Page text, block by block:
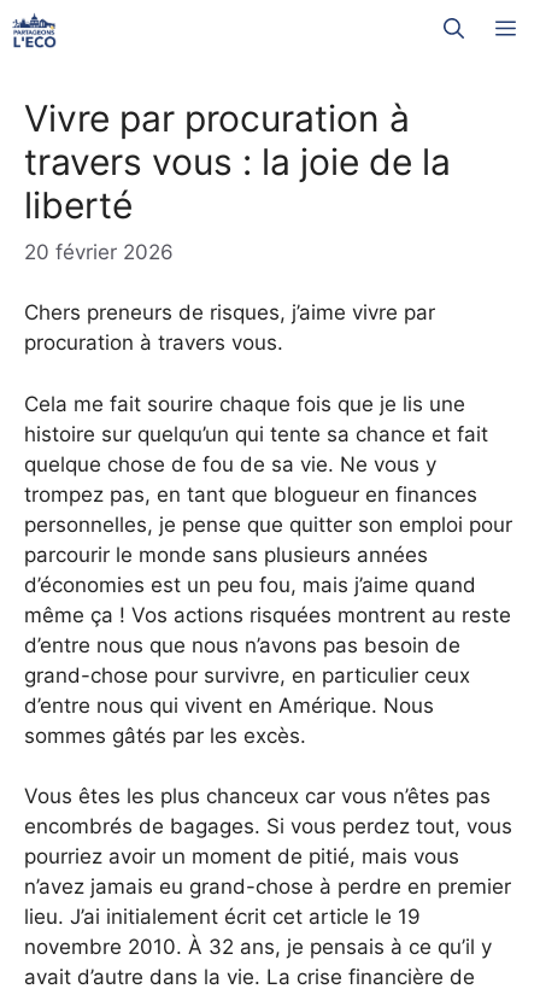
Aller
au
Vivre par procuration à
travers vous : la joie de la
liberté
20 février 2026
Chers preneurs de risques, j’aime vivre par
procuration à travers vous.
Cela me fait sourire chaque fois que je lis une
histoire sur quelqu’un qui tente sa chance et fait
quelque chose de fou de sa vie. Ne vous y
trompez pas, en tant que blogueur en finances
personnelles, je pense que quitter son emploi pour
parcourir le monde sans plusieurs années
d’économies est un peu fou, mais j’aime quand
même ça ! Vos actions risquées montrent au reste
d’entre nous que nous n’avons pas besoin de
grand-chose pour survivre, en particulier ceux
d’entre nous qui vivent en Amérique. Nous
sommes gâtés par les excès.
Vous êtes les plus chanceux car vous n’êtes pas
encombrés de bagages. Si vous perdez tout, vous
pourriez avoir un moment de pitié, mais vous
n’avez jamais eu grand-chose à perdre en premier
lieu. J’ai initialement écrit cet article le 19
novembre 2010. À 32 ans, je pensais à ce qu’il y
avait d’autre dans la vie. La crise financière de